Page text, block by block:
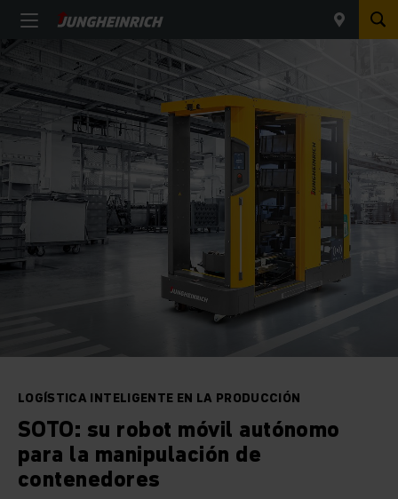
LOGÍSTICA INTELIGENTE EN LA PRODUCCIÓN
SOTO: su robot móvil autónomo
para la manipulación de
contenedores